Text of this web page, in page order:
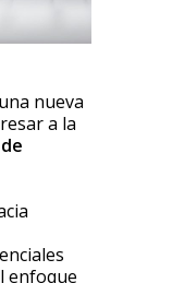
nueva
a la
enfoque